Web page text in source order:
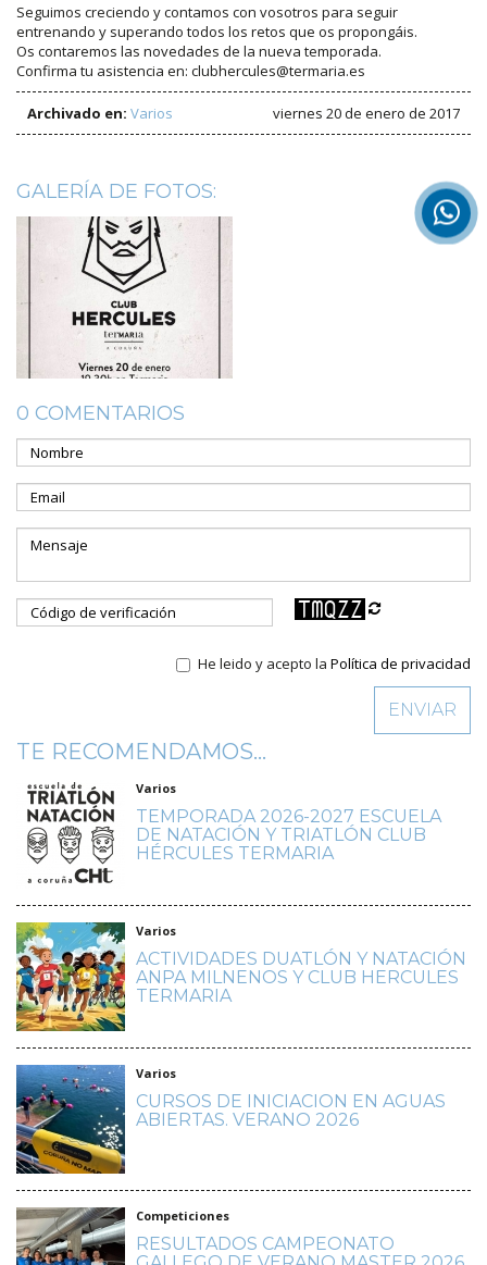
Seguimos creciendo y contamos con vosotros para seguir
entrenando y superando todos los retos que os propongáis.
Os contaremos las novedades de la nueva temporada.
Confirma tu asistencia en: clubhercules@termaria.es
Archivado en: Varios viernes 20 de enero de 2017
GALERÍA DE FOTOS:
0 COMENTARIOS
He leido y acepto la Política de privacidad
TE RECOMENDAMOS...
Varios
TEMPORADA 2026-2027 ESCUELA
DE NATACIÓN Y TRIATLÓN CLUB
HÉRCULES TERMARIA
Varios
ACTIVIDADES DUATLÓN Y NATACIÓN
ANPA MILNENOS Y CLUB HERCULES
TERMARIA
Varios
CURSOS DE INICIACION EN AGUAS
ABIERTAS. VERANO 2026
Competiciones
RESULTADOS CAMPEONATO